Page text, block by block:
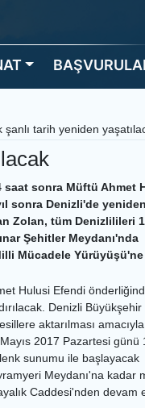
şanlı tarih yeniden
saat sonra Müftü Ahmet
sonra Denizli'de yeniden
Zolan, tüm Denizlilileri
Şehitler Meydanı'nda
Mücadele
Hulusi Efendi
Denizli Büyükşehir
aktarılması
2017 Pazartesi günü
sunumu ile başlayacak
Meydanı'na
Caddesi'nden devam